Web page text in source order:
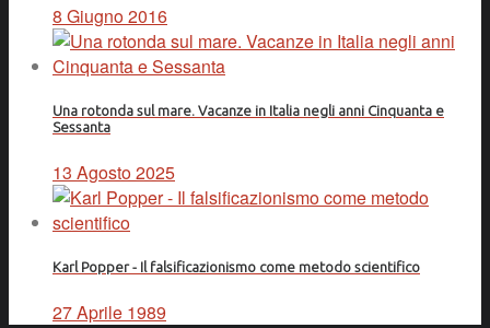
8 Giugno 2016
Una rotonda sul mare. Vacanze in Italia negli anni Cinquanta e
Sessanta
13 Agosto 2025
Karl Popper - Il falsificazionismo come metodo scientifico
27 Aprile 1989